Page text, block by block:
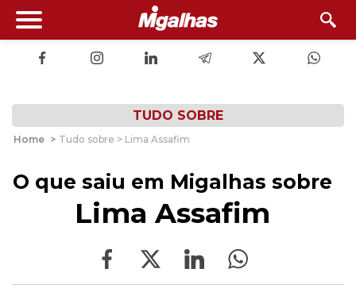
TUDO SOBRE
Home > Tudo sobre > Lima Assafim
O que saiu em Migalhas sobre
Lima Assafim